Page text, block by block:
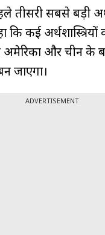
तीसरी सबसे बड़ी
कि कई
और चीन के
जाएगा।
ADVERTISEMENT